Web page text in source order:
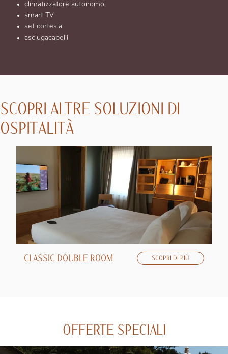
climatizzatore autonomo
smart TV
set cortesia
asciugacapelli
SCOPRI ALTRE SOLUZIONI DI
OSPITALITÀ
CLASSIC DOUBLE ROOM SCOPRI DI PIÙ
OFFERTE SPECIALI